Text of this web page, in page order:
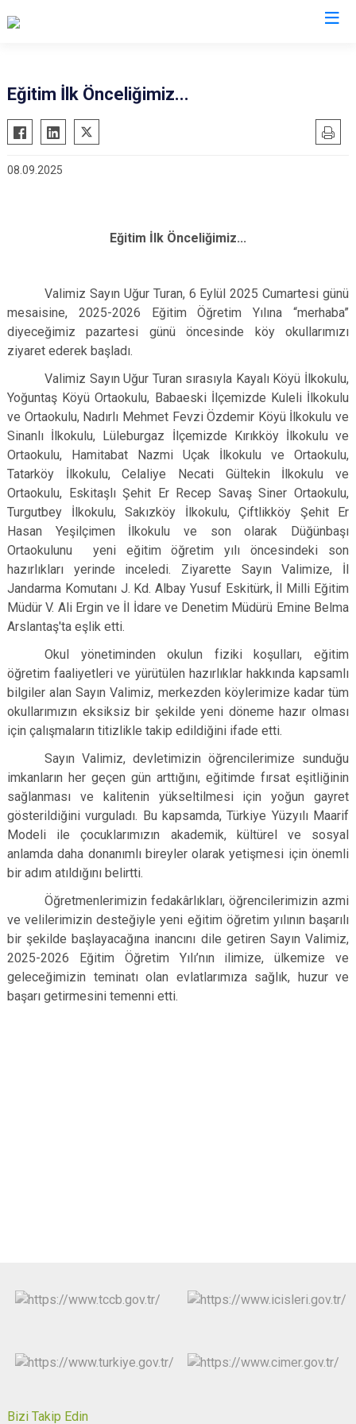
Eğitim İlk Önceliğimiz...
08.09.2025
Eğitim İlk Önceliğimiz...
Valimiz Sayın Uğur Turan, 6 Eylül 2025 Cumartesi günü
mesaisine, 2025-2026 Eğitim Öğretim Yılına “merhaba”
diyeceğimiz pazartesi günü öncesinde köy okullarımızı
ziyaret ederek başladı.
Valimiz Sayın Uğur Turan sırasıyla Kayalı Köyü İlkokulu,
Yoğuntaş Köyü Ortaokulu, Babaeski İlçemizde Kuleli İlkokulu
ve Ortaokulu, Nadırlı Mehmet Fevzi Özdemir Köyü İlkokulu ve
Sinanlı İlkokulu, Lüleburgaz İlçemizde Kırıkköy İlkokulu ve
Ortaokulu, Hamitabat Nazmi Uçak İlkokulu ve Ortaokulu,
Tatarköy İlkokulu, Celaliye Necati Gültekin İlkokulu ve
Ortaokulu, Eskitaşlı Şehit Er Recep Savaş Siner Ortaokulu,
Turgutbey İlkokulu, Sakızköy İlkokulu, Çiftlikköy Şehit Er
Hasan Yeşilçimen İlkokulu ve son olarak Düğünbaşı
Ortaokulunu yeni eğitim öğretim yılı öncesindeki son
hazırlıkları yerinde inceledi. Ziyarette Sayın Valimize, İl
Jandarma Komutanı J. Kd. Albay Yusuf Eskitürk, İl Milli Eğitim
Müdür V. Ali Ergin ve İl İdare ve Denetim Müdürü Emine Belma
Arslantaş'ta eşlik etti.
Okul yönetiminden okulun fiziki koşulları, eğitim
öğretim faaliyetleri ve yürütülen hazırlıklar hakkında kapsamlı
bilgiler alan Sayın Valimiz, merkezden köylerimize kadar tüm
okullarımızın eksiksiz bir şekilde yeni döneme hazır olması
için çalışmaların titizlikle takip edildiğini ifade etti.
Sayın Valimiz, devletimizin öğrencilerimize sunduğu
imkanların her geçen gün arttığını, eğitimde fırsat eşitliğinin
sağlanması ve kalitenin yükseltilmesi için yoğun gayret
gösterildiğini vurguladı. Bu kapsamda, Türkiye Yüzyılı Maarif
Modeli ile çocuklarımızın akademik, kültürel ve sosyal
anlamda daha donanımlı bireyler olarak yetişmesi için önemli
bir adım atıldığını belirtti.
Öğretmenlerimizin fedakârlıkları, öğrencilerimizin azmi
ve velilerimizin desteğiyle yeni eğitim öğretim yılının başarılı
bir şekilde başlayacağına inancını dile getiren Sayın Valimiz,
2025-2026 Eğitim Öğretim Yılı’nın ilimize, ülkemize ve
geleceğimizin teminatı olan evlatlarımıza sağlık, huzur ve
başarı getirmesini temenni etti.
Bizi Takip Edin